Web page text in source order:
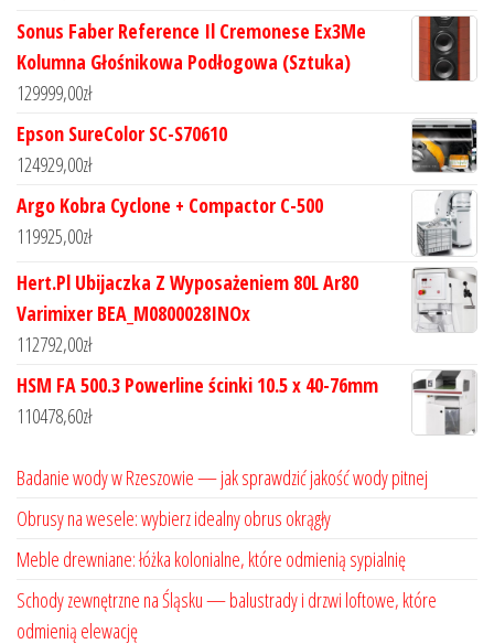
Sonus Faber Reference Il Cremonese Ex3Me
Kolumna Głośnikowa Podłogowa (Sztuka)
129999,00zł
Epson SureColor SC-S70610
124929,00zł
Argo Kobra Cyclone + Compactor C-500
119925,00zł
Hert.Pl Ubijaczka Z Wyposażeniem 80L Ar80
Varimixer BEA_M0800028INOx
112792,00zł
HSM FA 500.3 Powerline ścinki 10.5 x 40-76mm
110478,60zł
Badanie wody w Rzeszowie — jak sprawdzić jakość wody pitnej
Obrusy na wesele: wybierz idealny obrus okrągły
Meble drewniane: łóżka kolonialne, które odmienią sypialnię
Schody zewnętrzne na Śląsku — balustrady i drzwi loftowe, które
odmienią elewację